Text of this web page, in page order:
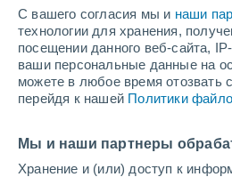
С вашего согласия мы и наши
технологии для хранения,
посещении данного веб-сайта,
ваши персональные данные на
можете в любое время отозвать
перейдя к нашей Политики
Мы и наши партнеры
Хранение и (или) доступ к